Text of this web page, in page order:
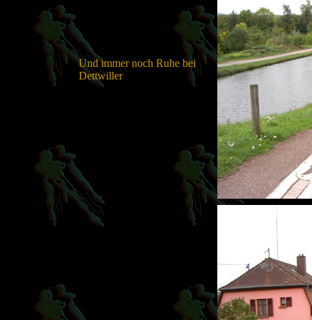
Und immer noch Ruhe bei
Dettwiller